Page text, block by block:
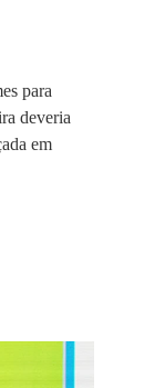
para
deveria
em